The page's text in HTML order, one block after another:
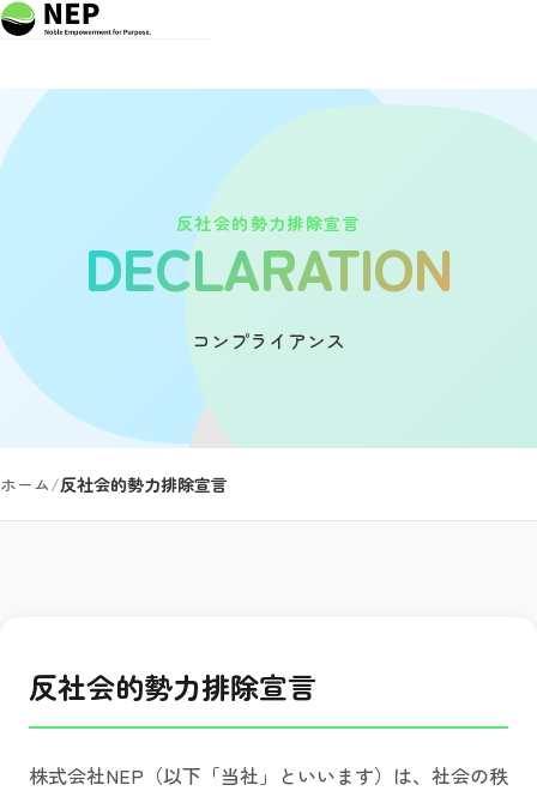
反社会的勢力排除宣言
DECLARATION
コンプライアンス
ホーム/反社会的勢力排除宣言
反社会的勢力排除宣言
株式会社NEP（以下「当社」といいます）は、社会の秩